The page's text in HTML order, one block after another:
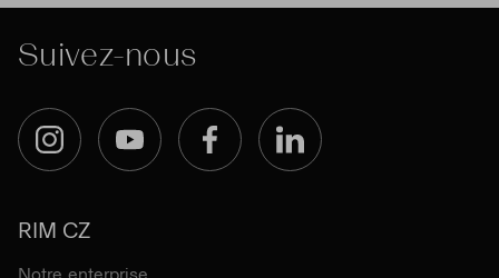
Suivez-nous
InstagramYouTube FacebookLinkedIn
RIM CZ
Notre enterprise